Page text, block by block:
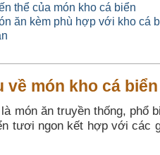
thể của món kho cá biển
ăn kèm phù hợp với kho cá
về món kho cá biển
món ăn truyền thống,
tươi ngon kết hợp với các